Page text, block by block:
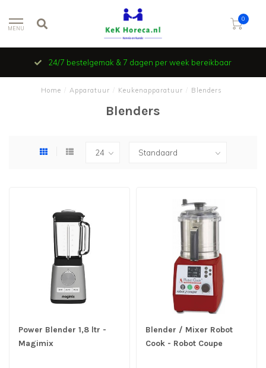
MENU
0
24/7 bestelgemak & 7 dagen per week bereikbaar
Home Apparatuur Keukenapparatuur Blenders
Blenders
Power Blender 1,8 ltr -
Magimix
Blender / Mixer Robot
Cook - Robot Coupe